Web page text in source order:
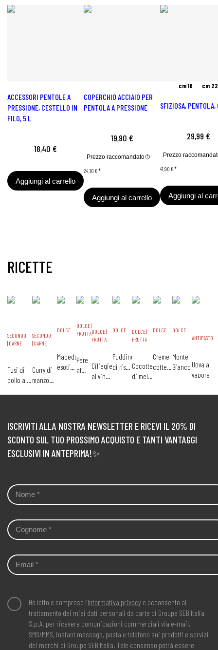
ACCESSORI PENTOLE A
PRESSIONE, CESTELLO IN
FILO, 5 L
18,40 €
Aggiungi al carrello
COPERCHIO ACCIAIO PER
PENTOLA A PRESSIONE
19,90 €
Prezzo raccomandato
24,10 €*
Aggiungi al carrello
cm 18 cm 22
SFIZIOSA, PENTOLA,
29,99 €
Prezzo
41,90 €*
Aggiungi al
RICETTE
SECONDO
| CARNE
Fusi di
pollo alla
SECONDO
| CARNE
Curry di
manzo
DOLCE
Macedonia
esotica
DOLCE |
FRUTTA
Pere
al
DOLCE |
FRUTTA
Ciliegie
al vino
DOLCE
Pudding
di riso
DOLCE |
FRUTTA
Cocotte
di mele
DOLCE
Creme
cotte
DOLCE
Monte
Bianco
ANTIPASTO
Uova al
vapore
ISCRIVITI ALLA NOSTRA NEWSLETTER E RICEVI IL 20% DI
SCONTO SUL TUO PROSSIMO ACQUISTO E TANTI VANTAGGI
ESCLUSIVI IN ANTEPRIMA!✨
Ho letto e compreso l’Informativa privacy e acconsento al
trattamento dei miei dati personali da parte di Groupe SEB Italia
S.p.A. per ricevere comunicazioni commerciali via e-mail,
SMS/MMS, instant message, posta e telefono sui prodotti e servizi
dei marchi di Groupe SEB Italia. Tale consenso potrà essere